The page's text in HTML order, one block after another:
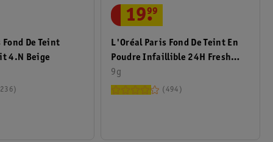
De Teint
4.N Beige
236
L'Oréal Paris Fond De Teint En
Poudre Infaillible 24H Fresh
Wear 245 Golden Honey
9g
19.
99
494